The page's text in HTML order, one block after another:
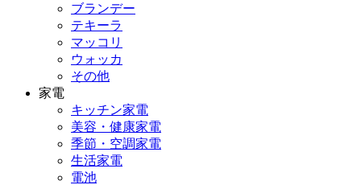
ブランデー
テキーラ
マッコリ
ウォッカ
その他
家電
キッチン家電
美容・健康家電
季節・空調家電
生活家電
電池